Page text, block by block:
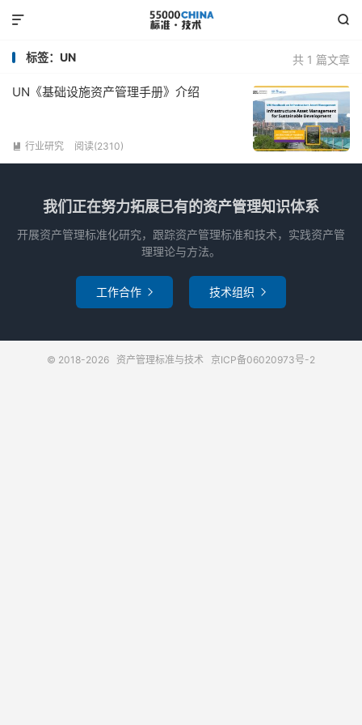


共 1 篇文章
标签：UN
UN《基础设施资产管理手册》介绍
 行业研究 阅读(2310)
我们正在努力拓展已有的资产管理知识体系
开展资产管理标准化研究，跟踪资产管理标准和技术，实践资产管
理理论与方法。
工作合作  技术组织 
© 2018-2026 资产管理标准与技术 京ICP备06020973号-2